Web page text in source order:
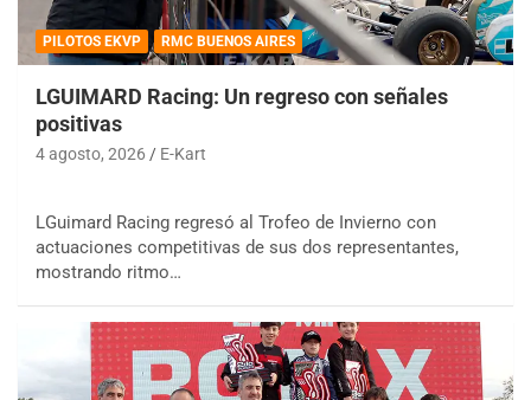
PILOTOS EKVP RMC BUENOS AIRES
LGUIMARD Racing: Un regreso con señales
positivas
4 agosto, 2026 E-Kart
LGuimard Racing regresó al Trofeo de Invierno con
actuaciones competitivas de sus dos representantes,
mostrando ritmo…